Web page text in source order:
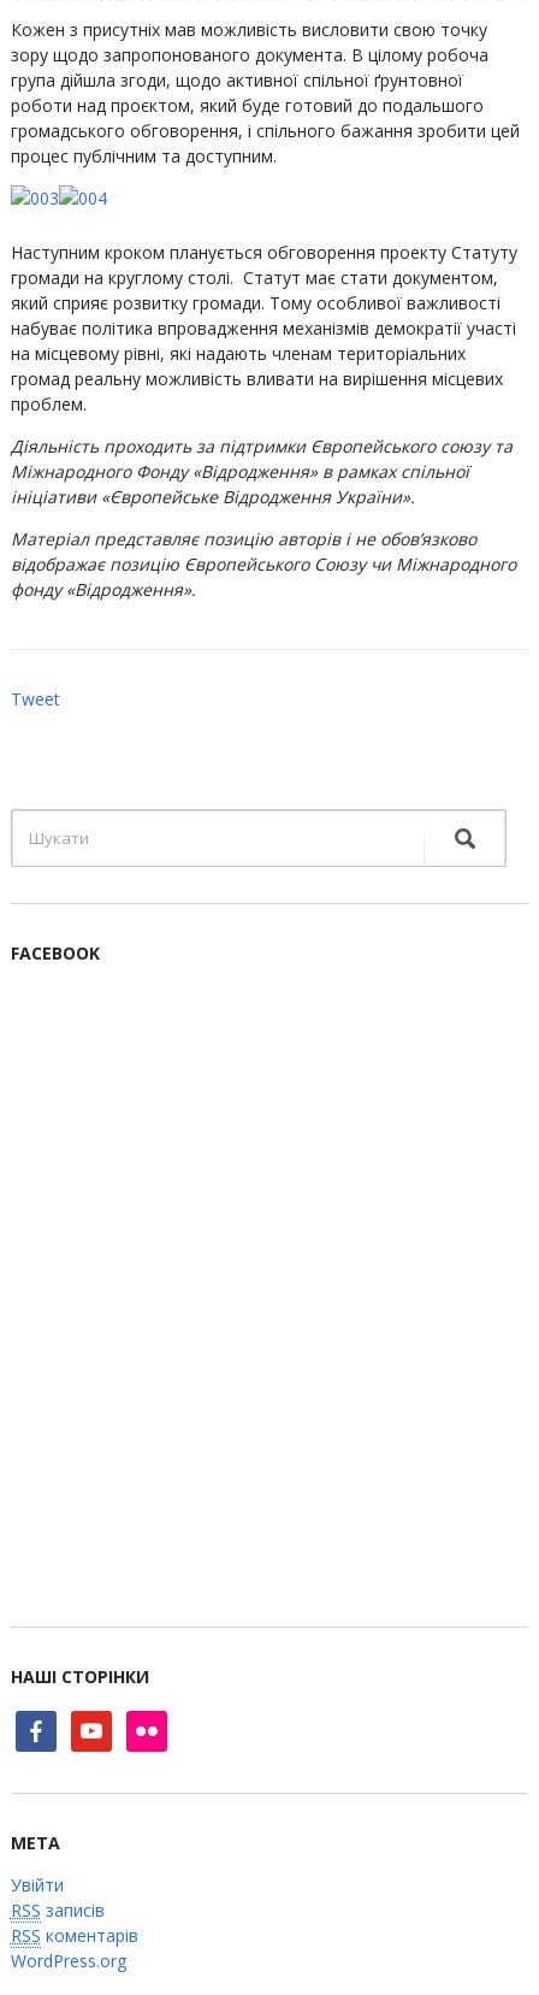
Кожен з присутніх мав можливість висловити свою точку
зору щодо запропонованого документа. В цілому робоча
група дійшла згоди, щодо активної спільної ґрунтовної
роботи над проєктом, який буде готовий до подальшого
громадського обговорення, і спільного бажання зробити цей
процес публічним та доступним.
Наступним кроком планується обговорення проекту Статуту
громади на круглому столі. Статут має стати документом,
який сприяє розвитку громади. Тому особливої важливості
набуває політика впровадження механізмів демократії участі
на місцевому рівні, які надають членам територіальних
громад реальну можливість вливати на вирішення місцевих
проблем.
Діяльність проходить за підтримки Європейського союзу та
Міжнародного Фонду «Відродження» в рамках спільної
ініціативи «Європейське Відродження України».
Матеріал представляє позицію авторів і не обов’язково
відображає позицію Європейського Союзу чи Міжнародного
фонду «Відродження».
Tweet
FACEBOOK
НАШІ СТОРІНКИ
facebookyoutube flickr
МЕТА
Увійти
RSS записів
RSS коментарів
WordPress.org